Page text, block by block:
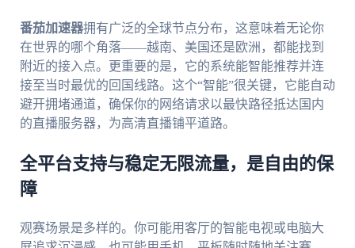
番茄加速器拥有广泛的全球节点分布，这意味着无论你
在世界的哪个角落——越南、美国还是欧洲，都能找到
附近的接入点。更重要的是，它的系统能智能推荐并连
接至当时最优的回国线路。这个“智能”很关键，它能自动
避开拥堵通道，确保你的网络请求以最快路径抵达国内
的直播服务器，为高清直播铺平道路。
全平台支持与稳定无限流量，是自由的保
障
观赛场景是多样的。你可能用客厅的智能电视或电脑大